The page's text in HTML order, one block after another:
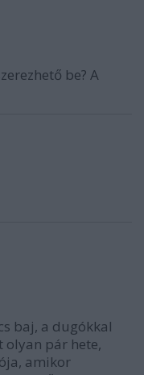
be? A
baj, a dugókkal
olyan pár hete,
amikor